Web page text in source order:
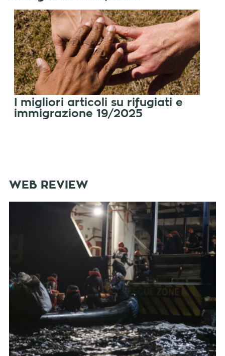
I migliori articoli su rifugiati e
immigrazione 19/2025
WEB REVIEW